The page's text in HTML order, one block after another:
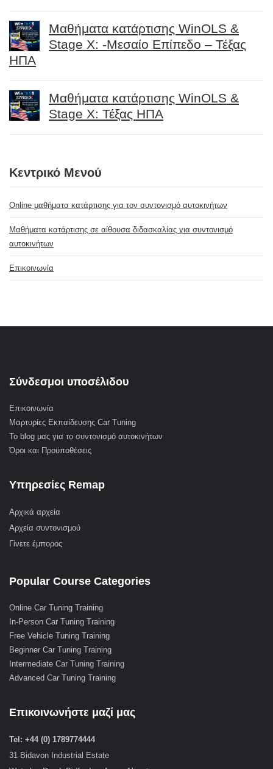
Μαθήματα κατάρτισης WinOLS &
Stage X: -Μεσαίο Επίπεδο – Τέξας
ΗΠΑ
Μαθήματα κατάρτισης WinOLS &
Stage X: Τέξας ΗΠΑ
Κεντρικό Μενού
Online μαθήματα κατάρτισης για τον συντονισμό αυτοκινήτων
Μαθήματα κατάρτισης σε αίθουσα διδασκαλίας για συντονισμό
αυτοκινήτων
Επικοινωνία
Σύνδεσμοι υποσέλιδου
Επικοινωνία
Μαρτυρίες Εκπαίδευσης Car Tuning
Το blog μας για το συντονισμό αυτοκινήτων
Όροι και Προϋποθέσεις
Υπηρεσίες Remap
Αρχικά αρχεία
Αρχεία συντονισμού
Γίνετε έμπορος
Popular Course Categories
Online Car Tuning Training
In-Person Car Tuning Training
Free Vehicle Tuning Training
Beginner Car Tuning Training
Intermediate Car Tuning Training
Advanced Car Tuning Training
Επικοινωνήστε μαζί μας
Tel: +44 (0) 1789774444
31 Bidavon Industrial Estate